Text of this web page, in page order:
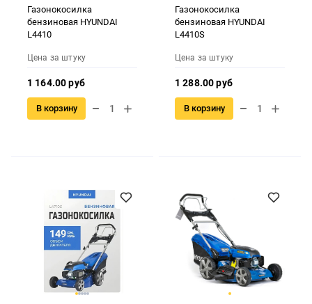
Газонокосилка
бензиновая HYUNDAI
L4410
Цена за штуку
1 164.00 руб
В корзину
Газонокосилка
бензиновая HYUNDAI
L4410S
Цена за штуку
1 288.00 руб
В корзину